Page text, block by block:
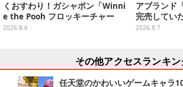
くおすわり！ガシャポン「Winni
e the Pooh フロッキーチャー
ム」ふわふわでどれも可愛い全4
2026.8.6
アブランド
完売してい
袋」も2次受
2026.8.7
その他アクセスランキン
任天堂のかわいいゲームキャラ